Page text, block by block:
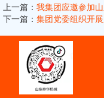
上一篇： 我集团应邀参加
下一篇： 集团党委组织开